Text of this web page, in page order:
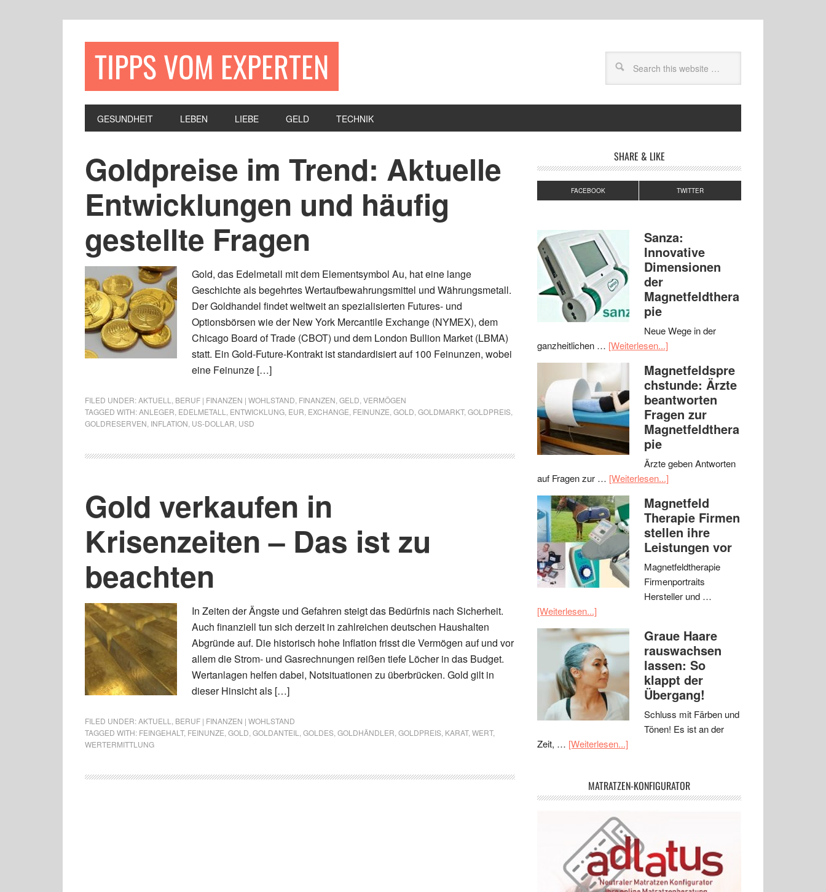
TIPPS VOM EXPERTEN
GESUNDHEIT LEBEN LIEBE GELD TECHNIK
Goldpreise im Trend: Aktuelle
Entwicklungen und häufig
gestellte Fragen
Gold, das Edelmetall mit dem Elementsymbol Au, hat eine lange
Geschichte als begehrtes Wertaufbewahrungsmittel und Währungsmetall.
Der Goldhandel findet weltweit an spezialisierten Futures- und
Optionsbörsen wie der New York Mercantile Exchange (NYMEX), dem
Chicago Board of Trade (CBOT) und dem London Bullion Market (LBMA)
statt. Ein Gold-Future-Kontrakt ist standardisiert auf 100 Feinunzen, wobei
eine Feinunze […]
FILED UNDER:AKTUELL BERUF | FINANZEN | WOHLSTAND FINANZEN GELD VERMÖGEN
TAGGED WITH:ANLEGER EDELMETALL ENTWICKLUNG EUR EXCHANGE FEINUNZE GOLD GOLDMARKT, GOLDPREIS
GOLDRESERVEN INFLATION US-DOLLAR USD
Gold verkaufen in
Krisenzeiten – Das ist zu
beachten
In Zeiten der Ängste und Gefahren steigt das Bedürfnis nach Sicherheit.
Auch finanziell tun sich derzeit in zahlreichen deutschen Haushalten
Abgründe auf. Die historisch hohe Inflation frisst die Vermögen auf und vor
allem die Strom- und Gasrechnungen reißen tiefe Löcher in das Budget.
Wertanlagen helfen dabei, Notsituationen zu überbrücken. Gold gilt in
dieser Hinsicht als […]
FILED UNDER:AKTUELL
BERUF | FINANZEN | WOHLSTAND
TAGGED WITH: FEINGEHALT, FEINUNZE GOLD GOLDANTEIL GOLDES GOLDHÄNDLER GOLDPREIS KARAT, WERT,
WERTERMITTLUNG
SHARE & LIKE
FACEBOOK TWITTER
Sanza:
Innovative
Dimensionen
der
Magnetfeldthera
pie
Neue Wege in der
ganzheitlichen … [Weiterlesen...]
Magnetfeldspre
chstunde: Ärzte
beantworten
Fragen zur
Magnetfeldthera
pie
Ärzte geben Antworten
auf Fragen zur … [Weiterlesen...]
Magnetfeld
Therapie Firmen
stellen ihre
Leistungen vor
Magnetfeldtherapie
Firmenportraits
Hersteller und …
[Weiterlesen...]
Graue Haare
rauswachsen
lassen: So
klappt der
Übergang!
Schluss mit Färben und
Tönen! Es ist an der
Zeit, … [Weiterlesen...]
MATRATZEN-KONFIGURATOR